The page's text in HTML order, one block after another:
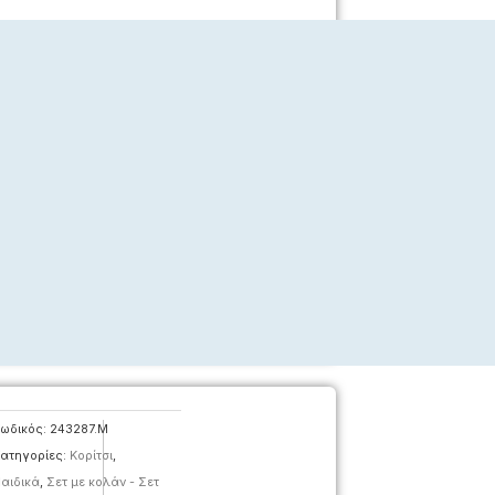
243287.M
Κορίτσι,
, Σετ με κολάν - Σετ